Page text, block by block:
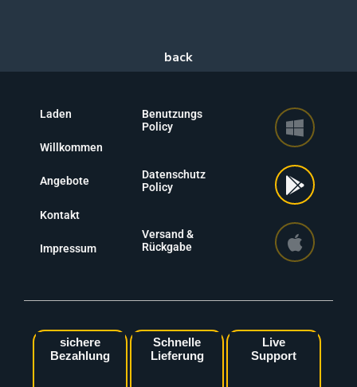
Laden
Willkommen
Angebote
Kontakt
Impressum
Benutzungs
Policy
Datenschutz
Policy
Versand &
Rückgabe
sichere
Bezahlung
Schnelle
Lieferung
Live
Support